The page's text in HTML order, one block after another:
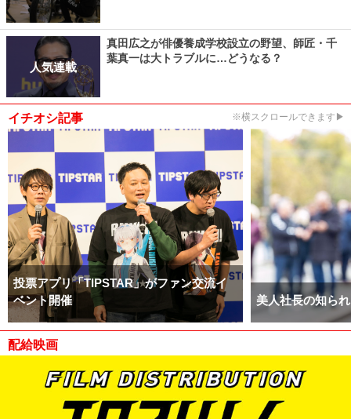
人気連載
真田広之が俳優養成学校設立の野望、師匠・千
葉真一は大トラブルに…どうなる？
イチオシ記事 ※横スクロールできます▶
投票アプリ「TIPSTAR」がファン交流イ
ベント開催
美人社長の知ら
配給映画